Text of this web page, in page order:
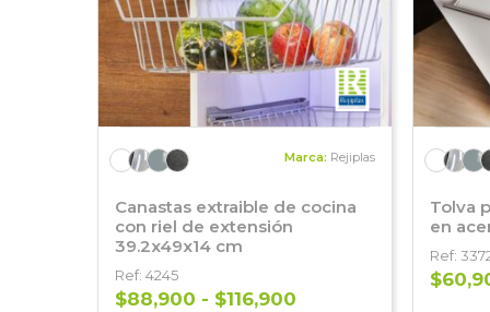
Marca: Rejiplas
Canastas extraible de cocina
con riel de extensión
39.2x49x14 cm
Ref: 4245
$88,900 - $116,900
Tolva
en
Ref: